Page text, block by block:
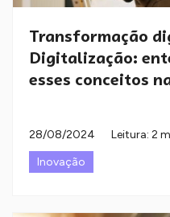
Transformação
Digitalização:
esses conceitos
28/08/2024
Leitura: 2
Inovação